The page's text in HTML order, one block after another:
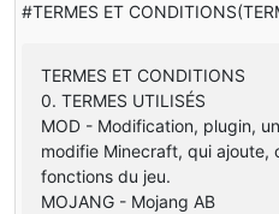
#TERMES ET
TERMES ET CONDITIONS
0. TERMES UTILISÉS
MOD - Modification, plugin,
modifie Minecraft, qui ajoute,
fonctions du jeu.
MOJANG - Mojang AB